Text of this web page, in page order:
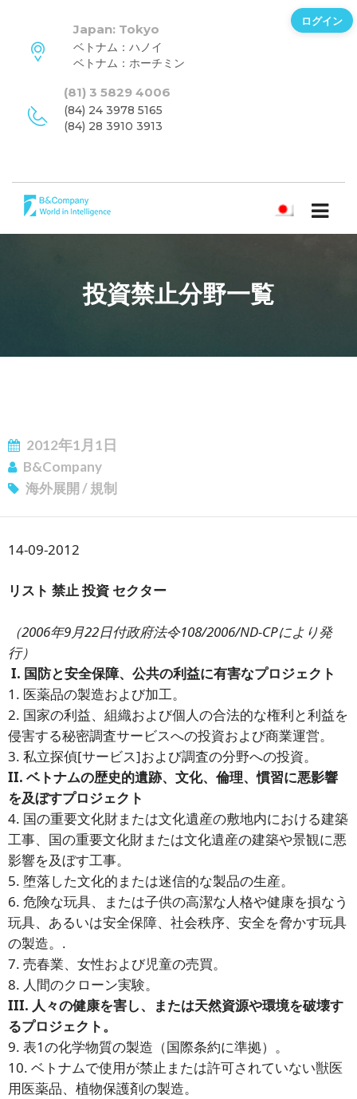
Japan: Tokyo
ベトナム：ハノイ
ベトナム：ホーチミン
(81) 3 5829 4006
(84) 24 3978 5165
(84) 28 3910 3913
日本語
投資禁止分野一覧
2012年1月1日
B&Company
海外展開 /規制
14-09-2012
リスト 禁止投資 セクター
（2006年9月22日付政府法令108/2006/ND-CPにより発
行）
I. 国防と安全保障、公共の利益に有害なプロジェクト
1. 医薬品の製造および加工。
2. 国家の利益、組織および個人の合法的な権利と利益を
侵害する秘密調査サービスへの投資および商業運営。
3. 私立探偵[サービス]および調査の分野への投資。
II. ベトナムの歴史的遺跡、文化、倫理、慣習に悪影響
を及ぼすプロジェクト
4. 国の重要文化財または文化遺産の敷地内における建築
工事、国の重要文化財または文化遺産の建築や景観に悪
影響を及ぼす工事。
5. 堕落した文化的または迷信的な製品の生産。
6. 危険な玩具、または子供の高潔な人格や健康を損なう
玩具、あるいは安全保障、社会秩序、安全を脅かす玩具
の製造。.
7. 売春業、女性および児童の売買。
8. 人間のクローン実験。
III. 人々の健康を害し、または天然資源や環境を破壊す
るプロジェクト。
9. 表1の化学物質の製造（国際条約に準拠）。
10. ベトナムで使用が禁止または許可されていない獣医
用医薬品、植物保護剤の製造。
ログイン
ニュースレターを購読する